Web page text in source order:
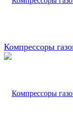
Компрессоры